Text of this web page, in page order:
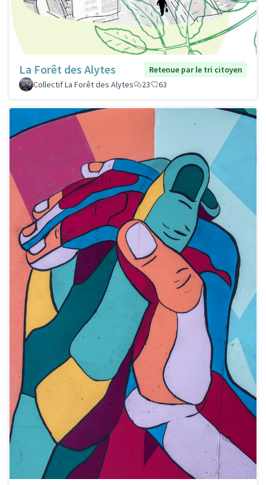
La Forêt des Alytes
Retenue par le tri citoyen
Collectif La Forêt des Alytes
23 63